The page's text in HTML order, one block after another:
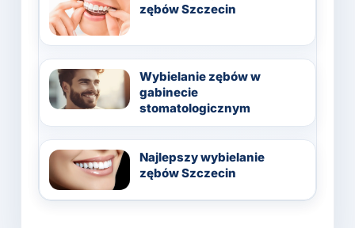
zębów Szczecin
Wybielanie zębów w
gabinecie
stomatologicznym
Najlepszy wybielanie
zębów Szczecin